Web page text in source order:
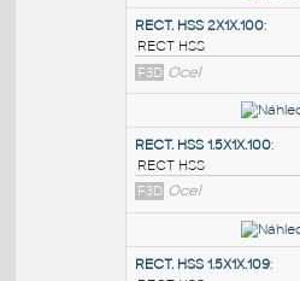
RECT. HSS
F3D Ocel